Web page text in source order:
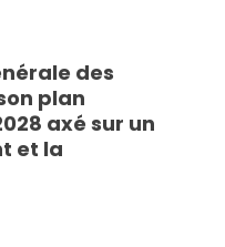
des
plan
axé sur un
et la